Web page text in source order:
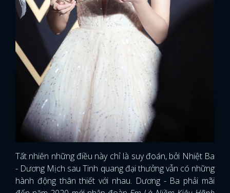
Tất nhiên những điều này chỉ là suy đoán, bởi Nhiệt Ba
- Dương Mịch sau Tinh quang đại thưởng vẫn có những
hành động thân thiết với nhau. Dương - Ba phải mãi